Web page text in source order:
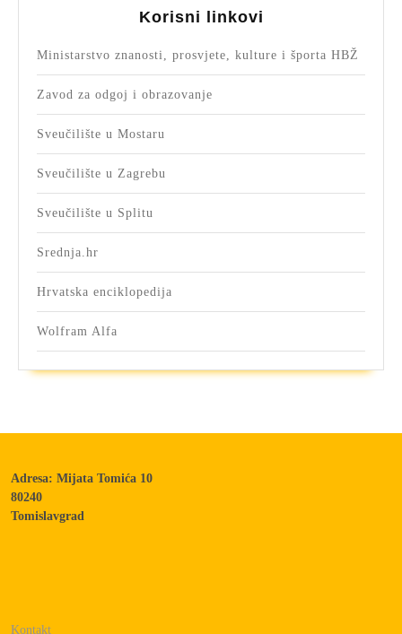
Korisni linkovi
Ministarstvo znanosti, prosvjete, kulture i športa HBŽ
Zavod za odgoj i obrazovanje
Sveučilište u Mostaru
Sveučilište u Zagrebu
Sveučilište u Splitu
Srednja.hr
Hrvatska enciklopedija
Wolfram Alfa
Adresa: Mijata Tomića 10
80240
Tomislavgrad
Kontakt